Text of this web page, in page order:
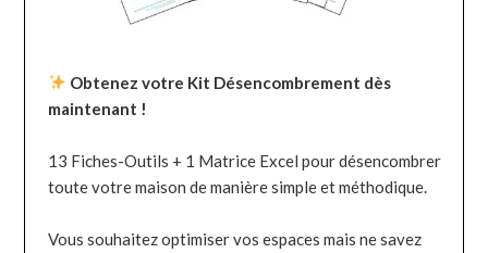
Obtenez votre Kit Désencombrement dès
maintenant !
13 Fiches-Outils + 1 Matrice Excel pour désencombrer
toute votre maison de manière simple et méthodique.
Vous souhaitez optimiser vos espaces mais ne savez